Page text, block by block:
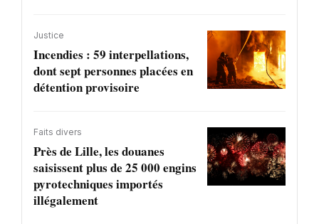
Justice
Incendies : 59 interpellations,
dont sept personnes placées en
détention provisoire
Faits divers
Près de Lille, les douanes
saisissent plus de 25 000 engins
pyrotechniques importés
illégalement